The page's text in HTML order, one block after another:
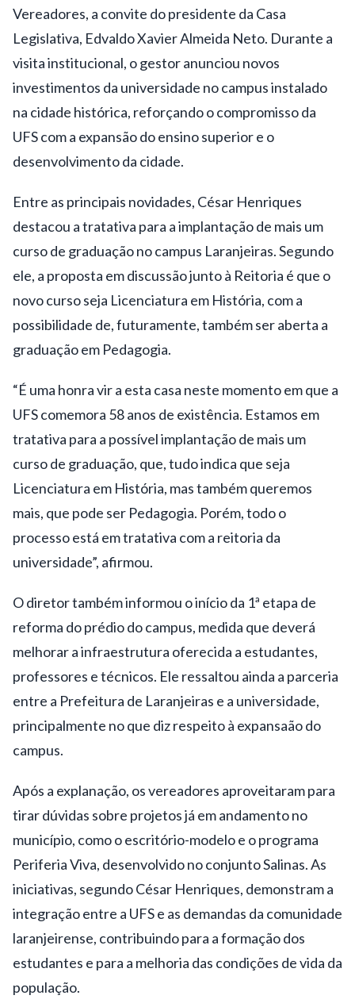
Vereadores, a convite do presidente da Casa
Legislativa, Edvaldo Xavier Almeida Neto. Durante a
visita institucional, o gestor anunciou novos
investimentos da universidade no campus instalado
na cidade histórica, reforçando o compromisso da
UFS com a expansão do ensino superior e o
desenvolvimento da cidade.
Entre as principais novidades, César Henriques
destacou a tratativa para a implantação de mais um
curso de graduação no campus Laranjeiras. Segundo
ele, a proposta em discussão junto à Reitoria é que o
novo curso seja Licenciatura em História, com a
possibilidade de, futuramente, também ser aberta a
graduação em Pedagogia.
“É uma honra vir a esta casa neste momento em que a
UFS comemora 58 anos de existência. Estamos em
tratativa para a possível implantação de mais um
curso de graduação, que, tudo indica que seja
Licenciatura em História, mas também queremos
mais, que pode ser Pedagogia. Porém, todo o
processo está em tratativa com a reitoria da
universidade”, afirmou.
O diretor também informou o início da 1ª etapa de
reforma do prédio do campus, medida que deverá
melhorar a infraestrutura oferecida a estudantes,
professores e técnicos. Ele ressaltou ainda a parceria
entre a Prefeitura de Laranjeiras e a universidade,
principalmente no que diz respeito à expansaão do
campus.
Após a explanação, os vereadores aproveitaram para
tirar dúvidas sobre projetos já em andamento no
município, como o escritório-modelo e o programa
Periferia Viva, desenvolvido no conjunto Salinas. As
iniciativas, segundo César Henriques, demonstram a
integração entre a UFS e as demandas da comunidade
laranjeirense, contribuindo para a formação dos
estudantes e para a melhoria das condições de vida da
população.